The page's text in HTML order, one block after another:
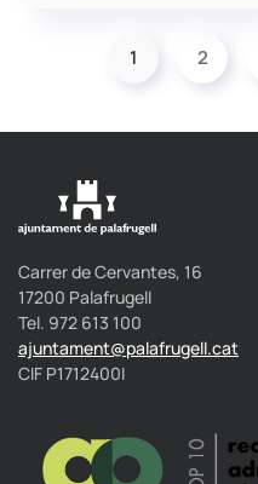
1 2
Carrer de Cervantes, 16
17200 Palafrugell
Tel. 972 613 100
ajuntament@palafrugell.cat
CIF P1712400I